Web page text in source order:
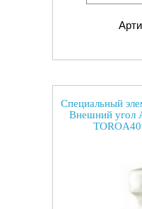
Специальный
Внешний угол